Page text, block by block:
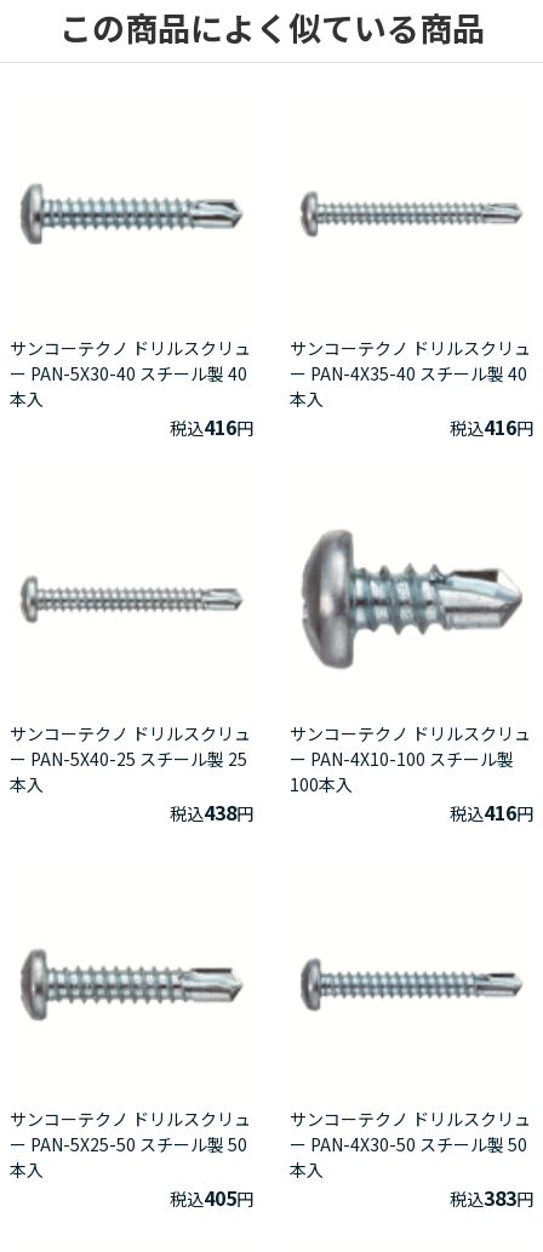
この商品によく似ている商品
サンコーテクノ ドリルスクリュ
ー PAN-5X30-40 スチール製 40
本入
税込416円
サンコーテクノ ドリルスクリュ
ー PAN-4X35-40 スチール製 40
本入
税込416円
サンコーテクノ ドリルスクリュ
ー PAN-5X40-25 スチール製 25
本入
税込438円
サンコーテクノ ドリルスクリュ
ー PAN-4X10-100 スチール製
100本入
税込416円
サンコーテクノ ドリルスクリュ
ー PAN-5X25-50 スチール製 50
本入
税込405円
サンコーテクノ ドリルスクリュ
ー PAN-4X30-50 スチール製 50
本入
税込383円